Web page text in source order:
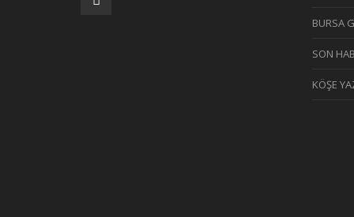
BURSA
SON
KÖŞE